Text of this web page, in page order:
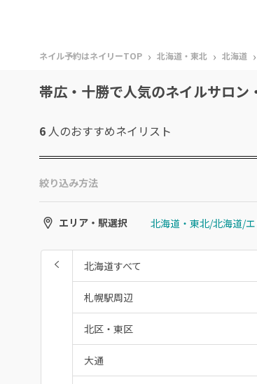
ネイル予約はネイリーTOP › 北海道・東北 › 北海道 ›
帯広・十勝で人気のネイルサロン
6 人のおすすめネイリスト
絞り込み方法
エリア・駅選択
北海道すべて
札幌駅周辺
北区・東区
大通